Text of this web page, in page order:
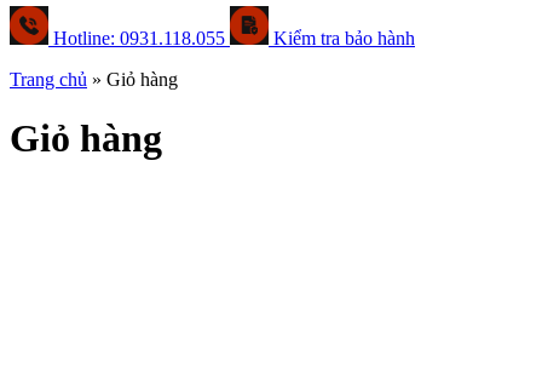
Hotline: 0931.118.055
Kiểm tra bảo hành
Trang chủ » Giỏ hàng
Giỏ hàng